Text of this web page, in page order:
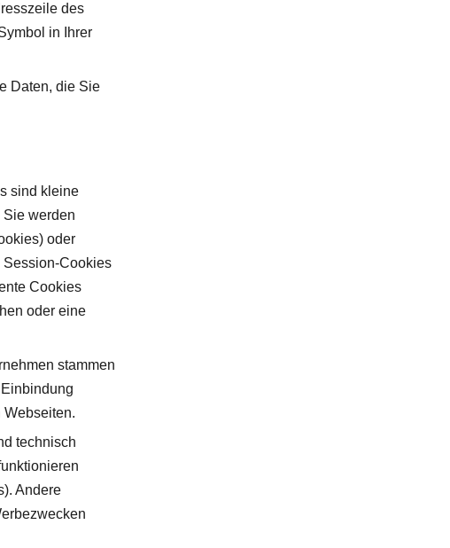
des
in Ihrer
Daten, die Sie
sind kleine
Sie werden
oder
Session-Cookies
Cookies
oder eine
stammen
Webseiten.
technisch
Andere